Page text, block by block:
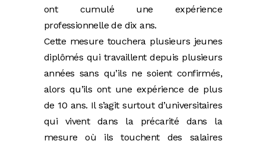
ont cumulé une expérience
professionnelle de dix ans.
Cette mesure touchera plusieurs jeunes
diplômés qui travaillent depuis plusieurs
années sans qu’ils ne soient confirmés,
alors qu’ils ont une expérience de plus
de 10 ans. Il s’agit surtout d’universitaires
qui vivent dans la précarité dans la
mesure où ils touchent des salaires